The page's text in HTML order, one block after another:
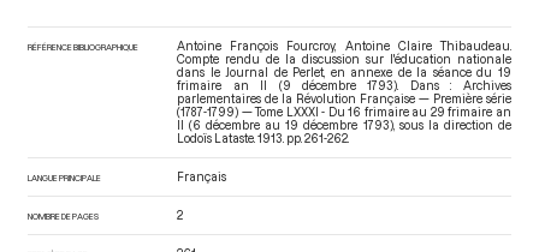
RÉFÉRENCE BIBLIOGRAPHIQUE
Antoine François Fourcroy, Antoine Claire Thibaudeau.
Compte rendu de la discussion sur l'éducation nationale
dans le Journal de Perlet, en annexe de la séance du 19
frimaire an II (9 décembre 1793). Dans : Archives
parlementaires de la Révolution Française — Première série
(1787-1799) — Tome LXXXI - Du 16 frimaire au 29 frimaire an
II (6 décembre au 19 décembre 1793), sous la direction de
Lodoïs Lataste. 1913. pp. 261-262.
LANGUE PRINCIPALE Français
NOMBRE DE PAGES 2